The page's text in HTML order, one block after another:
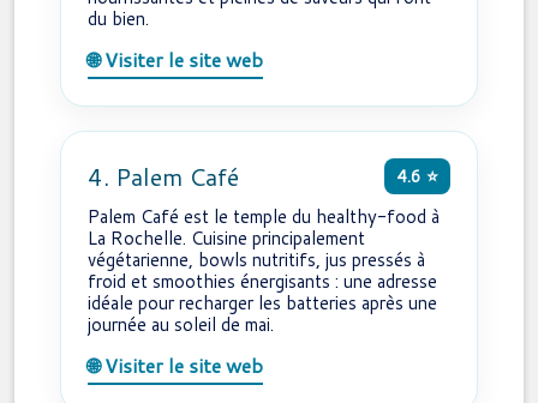
du bien.
🌐 Visiter le site web
4. Palem Café 4.6 ⭐
Palem Café est le temple du healthy-food à
La Rochelle. Cuisine principalement
végétarienne, bowls nutritifs, jus pressés à
froid et smoothies énergisants : une adresse
idéale pour recharger les batteries après une
journée au soleil de mai.
🌐 Visiter le site web